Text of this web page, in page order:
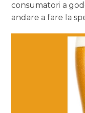
TREND
consumatori a
andare a fare la